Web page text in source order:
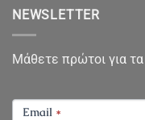
NEWSLETTER
Μάθετε πρώτοι για
NEWSLETTER
Email *